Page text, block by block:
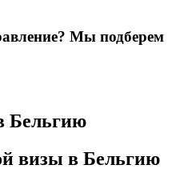
Мы подберем
Бельгию
визы в Бельгию